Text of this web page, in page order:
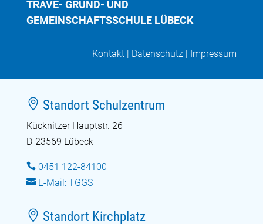
TRAVE- GRUND- UND
GEMEINSCHAFTSSCHULE LÜBECK
Kontakt | Datenschutz | Impressum
 Standort Schulzentrum
Kücknitzer Hauptstr. 26
D-23569 Lübeck
 0451 122-84100
 E-Mail: TGGS
 Standort Kirchplatz